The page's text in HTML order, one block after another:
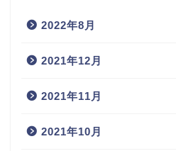
2022年8月
2021年12月
2021年11月
2021年10月